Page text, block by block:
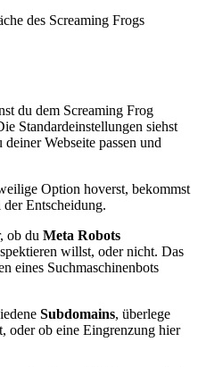
du dem Screaming Frog
Standardeinstellungen siehst
Webseite passen und
Option hoverst, bekommst
Entscheidung.
ob du Meta Robots
willst, oder nicht. Das
eines Suchmaschinenbots
Subdomains, überlege
oder ob eine Eingrenzung hier